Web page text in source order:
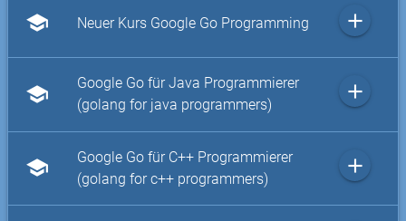
school Neuer Kurs Google Go Programming add
school
Google Go für Java Programmierer
(golang for java programmers)
add
school
Google Go für C++ Programmierer
(golang for c++ programmers)
add